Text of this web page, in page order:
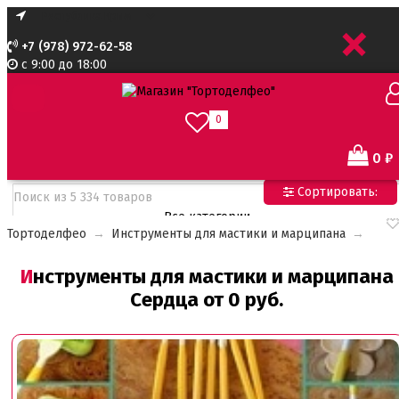
+7 (978) 972-62-58
с 9:00 до 18:00
0
0 ₽
Все категории
Адаптеры для кондитерского мешка
Ароматизаторы пищевые
Ароматизаторы Criamo 30 мл
Ароматизаторы TPA 10мл
Ароматизаторы Украса
Ароматизаторы пищевые жидкие Flavor Art 10мл
Ванильная паста
Тортоделфео → Инструменты для мастики и марципана →
Инструменты для мастики и марципана
Сердца от 0 руб.
Сортировать:
+